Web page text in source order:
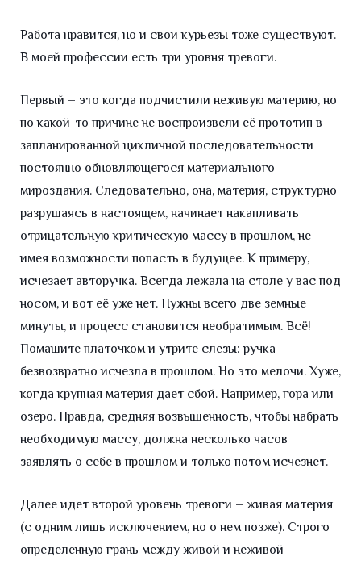
Работа нравится, но и свои курьезы тоже существуют.
В моей профессии есть три уровня тревоги.
Первый – это когда подчистили неживую материю, но
по какой-то причине не воспроизвели её прототип в
запланированной цикличной последовательности
постоянно обновляющегося материального
мироздания. Следовательно, она, материя, структурно
разрушаясь в настоящем, начинает накапливать
отрицательную критическую массу в прошлом, не
имея возможности попасть в будущее. К примеру,
исчезает авторучка. Всегда лежала на столе у вас под
носом, и вот её уже нет. Нужны всего две земные
минуты, и процесс становится необратимым. Всё!
Помашите платочком и утрите слезы: ручка
безвозвратно исчезла в прошлом. Но это мелочи. Хуже,
когда крупная материя дает сбой. Например, гора или
озеро. Правда, средняя возвышенность, чтобы набрать
необходимую массу, должна несколько часов
заявлять о себе в прошлом и только потом исчезнет.
Далее идет второй уровень тревоги – живая материя
(с одним лишь исключением, но о нем позже). Строго
определенную грань между живой и неживой